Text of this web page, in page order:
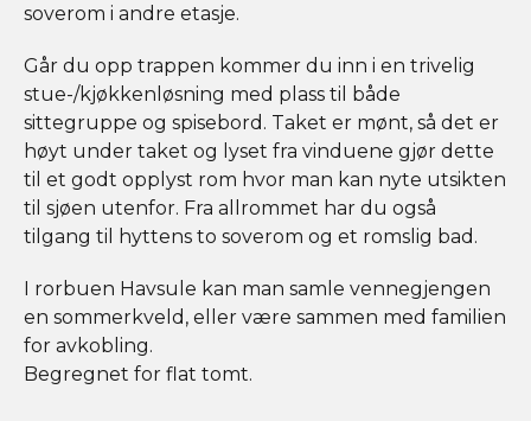
soverom i andre etasje.
Går du opp trappen kommer du inn i en trivelig
stue-/kjøkkenløsning med plass til både
sittegruppe og spisebord. Taket er mønt, så det er
høyt under taket og lyset fra vinduene gjør dette
til et godt opplyst rom hvor man kan nyte utsikten
til sjøen utenfor. Fra allrommet har du også
tilgang til hyttens to soverom og et romslig bad.
I rorbuen Havsule kan man samle vennegjengen
en sommerkveld, eller være sammen med familien
for avkobling.
Begregnet for flat tomt.